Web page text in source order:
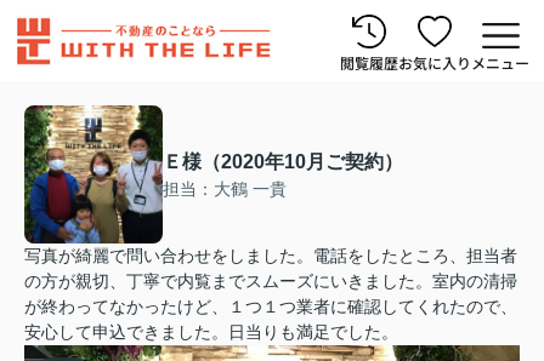
閲覧履歴お気に入り メニュー
Ｅ様（2020年10月ご契約）
担当：大鶴 一貴
写真が綺麗で問い合わせをしました。電話をしたところ、担当者
の方が親切、丁寧で内覧までスムーズにいきました。室内の清掃
が終わってなかったけど、１つ１つ業者に確認してくれたので、
安心して申込できました。日当りも満足でした。